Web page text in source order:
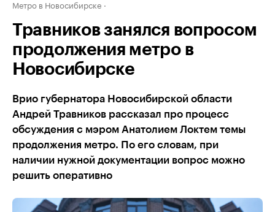
Метро в Новосибирске
Травников занялся вопросом
продолжения метро в
Новосибирске
Врио губернатора Новосибирской области
Андрей Травников рассказал про процесс
обсуждения с мэром Анатолием Локтем темы
продолжения метро. По его словам, при
наличии нужной документации вопрос можно
решить оперативно